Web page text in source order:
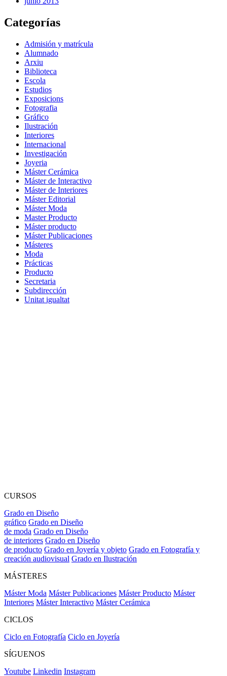
Categorías
Admisión y matrícula
Alumnado
Arxiu
Biblioteca
Escola
Estudios
Exposicions
Fotografia
Gráfico
Ilustración
Interiores
Internacional
Investigación
Joyeria
Máster Cerámica
Máster de Interactivo
Máster de Interiores
Máster Editorial
Máster Moda
Master Producto
Máster producto
Máster Publicaciones
Másteres
Moda
Prácticas
Producto
Secretaria
Subdirección
Unitat igualtat
CURSOS
Grado en Diseño
gráfico Grado en Diseño
de moda Grado en Diseño
de interiores Grado en Diseño
de producto Grado en Joyería y objeto Grado en Fotografía y
creación audiovisual Grado en Ilustración
MÁSTERES
Máster Moda Máster Publicaciones Máster Producto Máster
Interiores Máster Interactivo Máster Cerámica
CICLOS
Ciclo en Fotografía Ciclo en Joyería
SÍGUENOS
Youtube Linkedin Instagram